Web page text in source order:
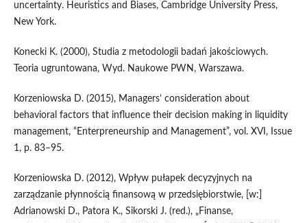
uncertainty. Heuristics and Biases, Cambridge University Press,
New York.
Konecki K. (2000), Studia z metodologii badań jakościowych.
Teoria ugruntowana, Wyd. Naukowe PWN, Warszawa.
Korzeniowska D. (2015), Managers’ consideration about
behavioral factors that influence their decision making in liquidity
management, “Enterpreneurship and Management”, vol. XVI, Issue
1, p. 83–95.
Korzeniowska D. (2012), Wpływ pułapek decyzyjnych na
zarządzanie płynnością finansową w przedsiębiorstwie, [w:]
Adrianowski D., Patora K., Sikorski J. (red.), „Finanse,